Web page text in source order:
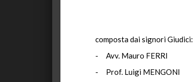
composta dai signori Giudici:
- Avv. Mauro FERRI
- Prof. Luigi MENGONI